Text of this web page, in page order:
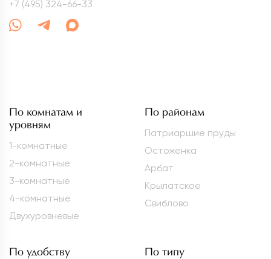
+7 (495) 324-66-33
По комнатам и
уровням
1-комнатные
2-комнатные
3-комнатные
4-комнатные
Двухуровневые
По районам
Патриаршие пруды
Остоженка
Арбат
Крылатское
Свиблово
По удобству По типу